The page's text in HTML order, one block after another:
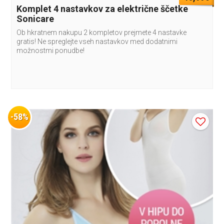
Komplet 4 nastavkov za električne ščetke
Sonicare
Ob hkratnem nakupu 2 kompletov prejmete 4 nastavke
gratis! Ne spreglejte vseh nastavkov med dodatnimi
možnostmi ponudbe!
-58%